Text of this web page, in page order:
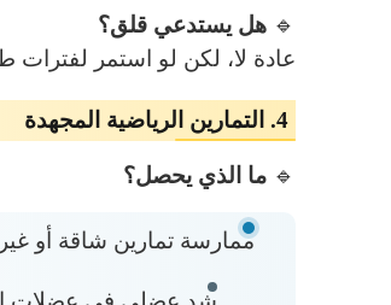
🔹 هل يستدعي قلق؟
عادة لا، لكن لو استمر
4. التمارين الرياضية المجهدة
🔹 ما الذي يحصل؟
ممارسة تمارين شاقة أو